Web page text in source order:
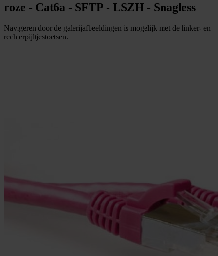
roze - Cat6a - SFTP - LSZH - Snagless
Navigeren door de galerijafbeeldingen is mogelijk met de linker- en
rechterpijltjestoetsen.